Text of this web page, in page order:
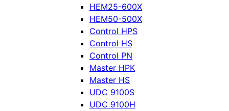
HEM25-600X
HEM50-500X
Control HPS
Control HS
Control PN
Master HPK
Master HS
UDC 9100S
UDC 9100H